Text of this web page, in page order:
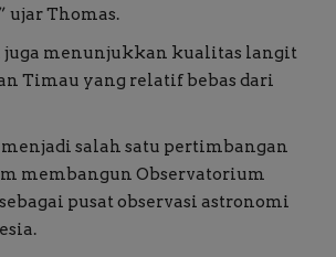
ujar Thomas.
juga menunjukkan kualitas langit
Timau yang relatif bebas dari
salah satu pertimbangan
membangun Observatorium
pusat observasi astronomi